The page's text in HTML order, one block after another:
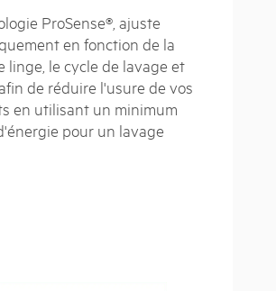
ProSense®, ajuste
en fonction de la
linge, le cycle de lavage et
de réduire l'usure de vos
en utilisant un minimum
pour un lavage